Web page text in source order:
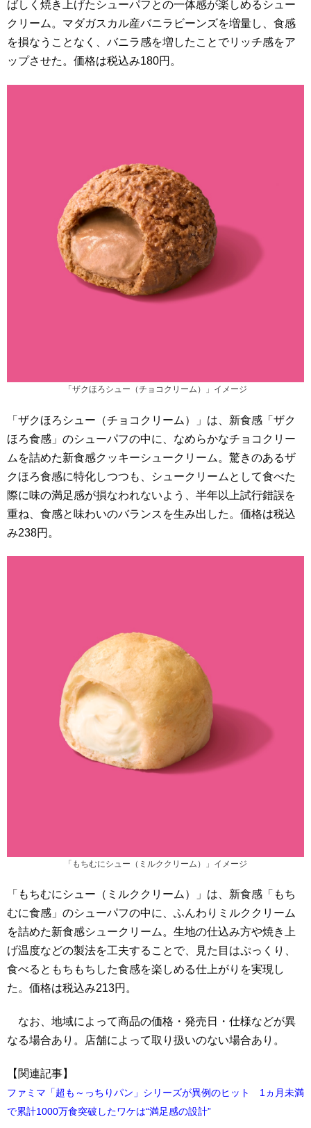
ばしく焼き上げたシューパフとの一体感が楽しめるシュー
クリーム。マダガスカル産バニラビーンズを増量し、食感
を損なうことなく、バニラ感を増したことでリッチ感をア
ップさせた。価格は税込み180円。
「ザクほろシュー（チョコクリーム）」イメージ
「ザクほろシュー（チョコクリーム）」は、新食感「ザク
ほろ食感」のシューパフの中に、なめらかなチョコクリー
ムを詰めた新食感クッキーシュークリーム。驚きのあるザ
クほろ食感に特化しつつも、シュークリームとして食べた
際に味の満足感が損なわれないよう、半年以上試行錯誤を
重ね、食感と味わいのバランスを生み出した。価格は税込
み238円。
「もちむにシュー（ミルククリーム）」イメージ
「もちむにシュー（ミルククリーム）」は、新食感「もち
むに食感」のシューパフの中に、ふんわりミルククリーム
を詰めた新食感シュークリーム。生地の仕込み方や焼き上
げ温度などの製法を工夫することで、見た目はぷっくり、
食べるともちもちした食感を楽しめる仕上がりを実現し
た。価格は税込み213円。
なお、地域によって商品の価格・発売日・仕様などが異
なる場合あり。店舗によって取り扱いのない場合あり。
【関連記事】
ファミマ「超も～っちりパン」シリーズが異例のヒット 1ヵ月未満
で累計1000万食突破したワケは“満足感の設計”